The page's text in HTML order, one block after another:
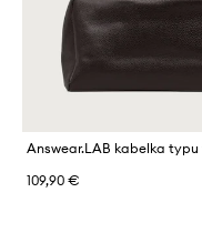
109,90 €